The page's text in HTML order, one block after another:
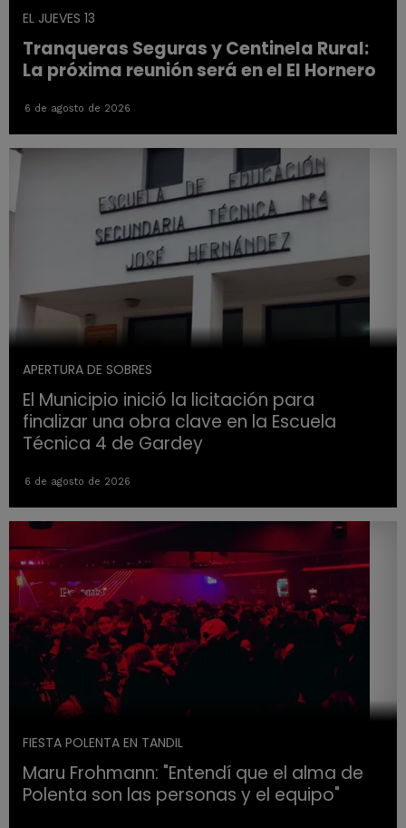
EL JUEVES 13
Tranqueras Seguras y Centinela Rural:
La próxima reunión será en el El Hornero
6 de agosto de 2026
APERTURA DE SOBRES
El Municipio inició la licitación para
finalizar una obra clave en la Escuela
Técnica 4 de Gardey
6 de agosto de 2026
FIESTA POLENTA EN TANDIL
Maru Frohmann: "Entendí que el alma de
Polenta son las personas y el equipo"